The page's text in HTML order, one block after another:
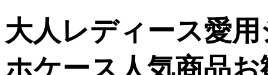
大人レディース愛
ホケース人気商品